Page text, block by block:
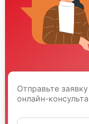
Отправьте
онлайн-